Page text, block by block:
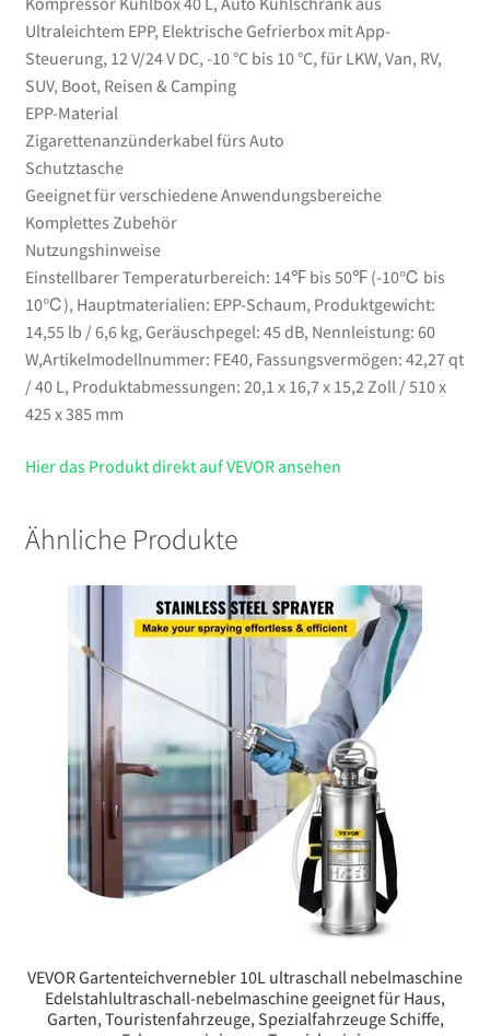
bis
10
°C,
für
LKW,
Van,
RV,
SUV,
Boot,
Reisen
&
Camping
Menge
Ultraleichtem EPP, Elektrische Gefrierbox mit App-
Steuerung, 12 V/24 V DC, -10 °C bis 10 °C, für LKW, Van, RV,
SUV, Boot, Reisen & Camping
EPP-Material
Zigarettenanzünderkabel fürs Auto
Schutztasche
Geeignet für verschiedene Anwendungsbereiche
Komplettes Zubehör
Nutzungshinweise
Einstellbarer Temperaturbereich: 14℉ bis 50℉ (-10℃ bis
10℃), Hauptmaterialien: EPP-Schaum, Produktgewicht:
14,55 lb / 6,6 kg, Geräuschpegel: 45 dB, Nennleistung: 60
W,Artikelmodellnummer: FE40, Fassungsvermögen: 42,27 qt
/ 40 L, Produktabmessungen: 20,1 x 16,7 x 15,2 Zoll / 510 x
425 x 385 mm
Hier das Produkt direkt auf VEVOR ansehen
Ähnliche Produkte
VEVOR Gartenteichvernebler 10L ultraschall nebelmaschine
Edelstahlultraschall-nebelmaschine geeignet für Haus,
Garten, Touristenfahrzeuge, Spezialfahrzeuge Schiffe,